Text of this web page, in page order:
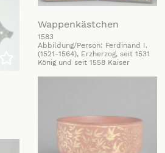
Zu
Wappenkästchen
1583
Abbildung/Person: Ferdinand I.
(1521-1564), Erzherzog, seit 1531
König und seit 1558 Kaiser